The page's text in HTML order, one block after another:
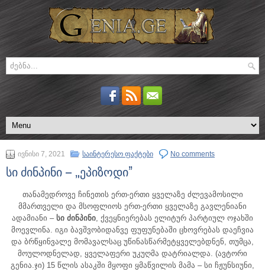
ივნისი 7, 2021 საინტერესო ფაქტები No comments
სი ძინპინი – „ეპიზოდი”
თანამედროვე ჩინეთის ერთ-ერთი ყველაზე ძლევამოსილი
მმართველი და მსოფლიოს ერთ-ერთი ყველაზე გავლენიანი
ადამიანი – სი ძინპინი, ქვეყნიერებას ელიტურ პარტიულ ოჯახში
მოევლინა. იგი ბავშვობიდანვე ფუფუნებაში ცხოვრებას დაეჩვია
და ბრწყინვალე მომავალსაც უწინასწარმეტყველებდნენ, თუმცა,
მოულოდნელად, ყველაფერი უკუღმა დატრიალდა. (ავტორი
გენია.ჯი) 15 წლის ასაკში მყოფი ყმაწვილის მამა – სი ჩჟუნსიუნი,